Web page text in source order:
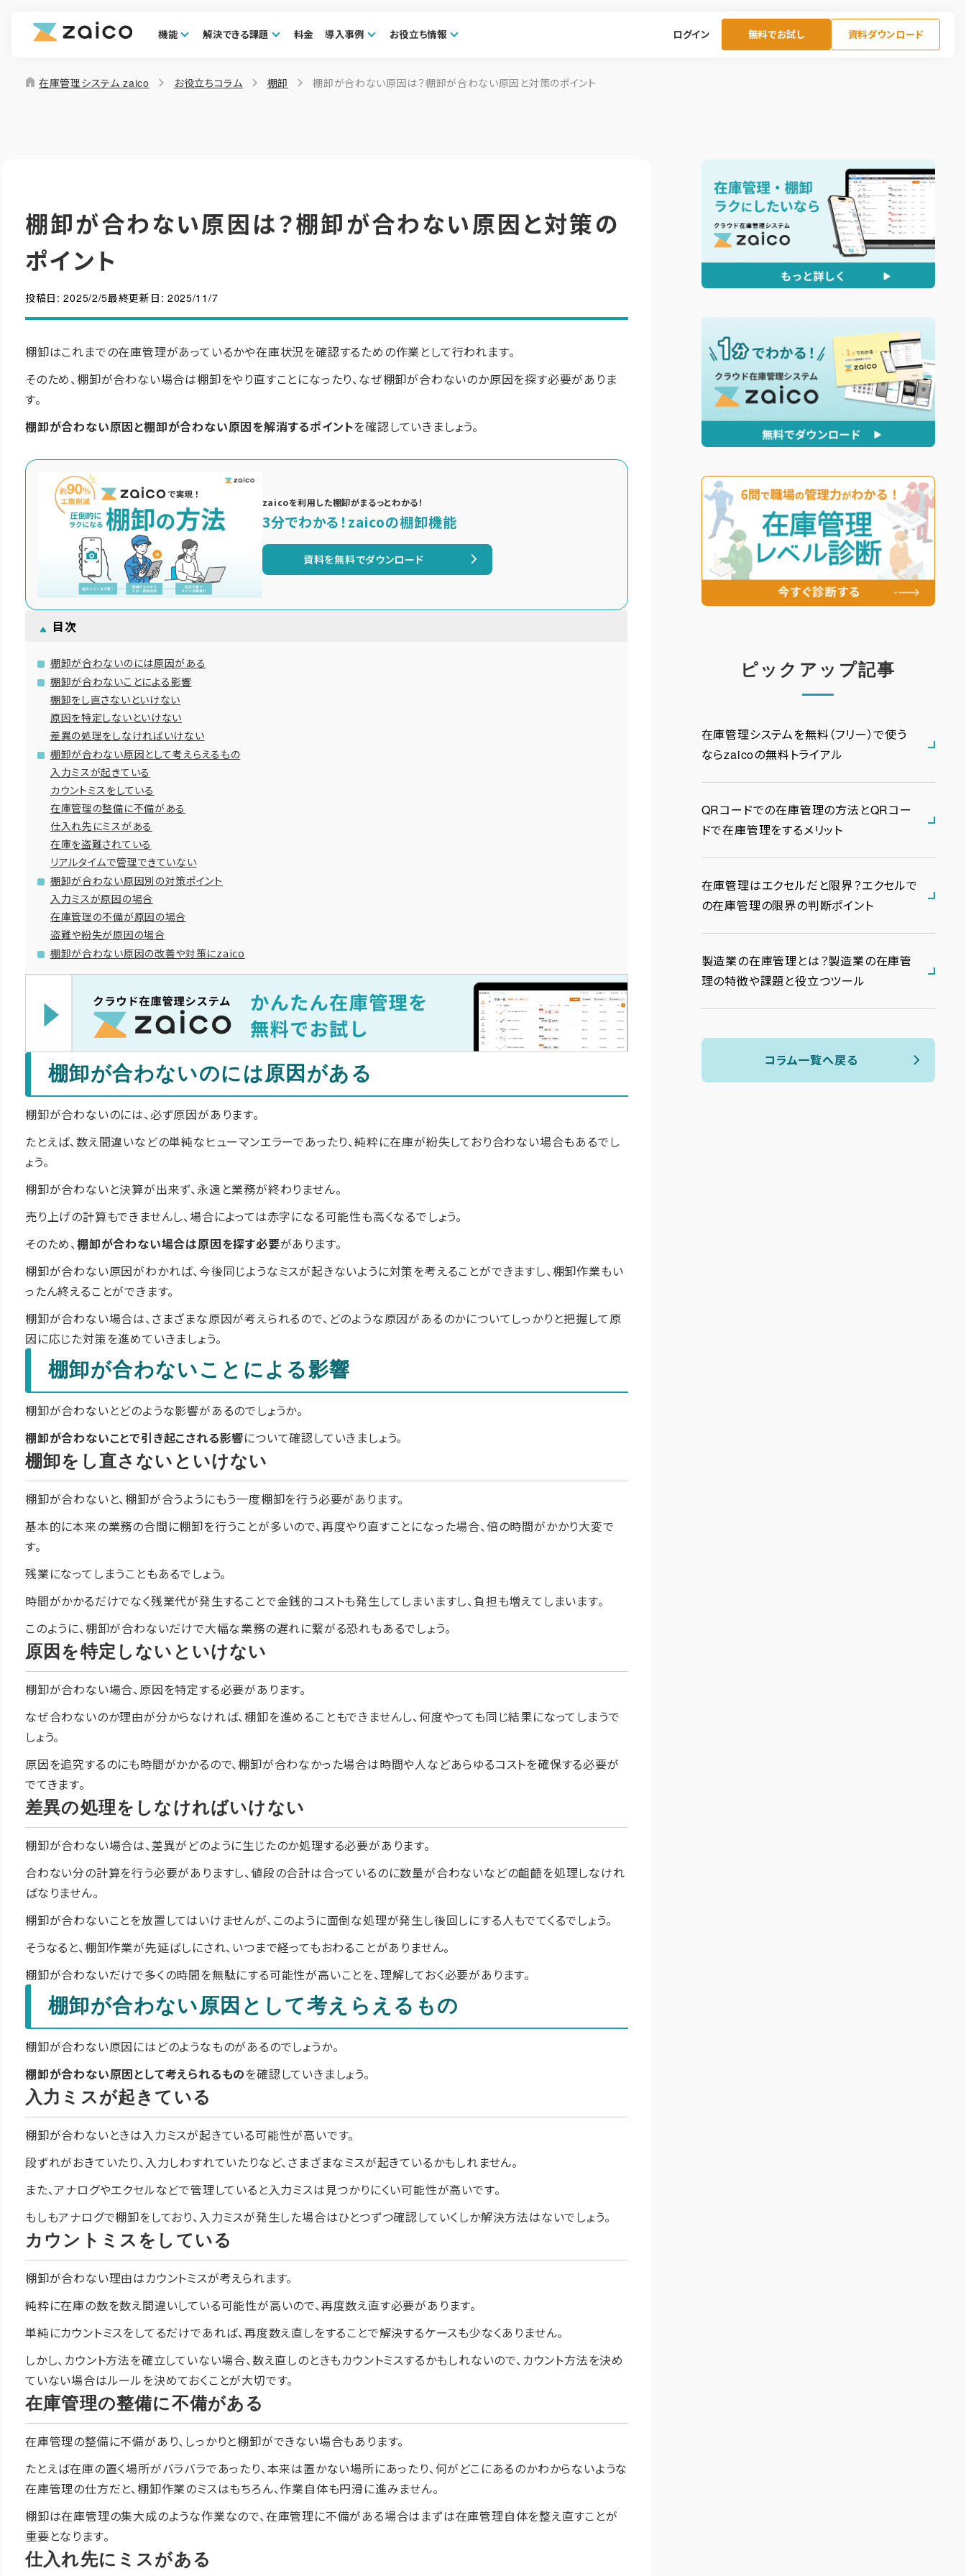
機能 解決できる課題 料金 導入事例 お役立ち情報 ログイン 無料でお試し 資料ダウンロード
home 在庫管理システム zaico お役立ちコラム 棚卸 棚卸が合わない原因は？棚卸が合わない原因と対策のポイント
棚卸が合わない原因は？棚卸が合わない原因と対策の
ポイント
投稿日:2025/2/5最終更新日: 2025/11/7
棚卸はこれまでの在庫管理があっているかや在庫状況を確認するための作業として行われます。
そのため、棚卸が合わない場合は棚卸をやり直すことになったり、なぜ棚卸が合わないのか原因を探す必要がありま
す。
棚卸が合わない原因と棚卸が合わない原因を解消するポイントを確認していきましょう。
zaicoを利用した棚卸がまるっとわかる！
3分でわかる！zaicoの棚卸機能
資料を無料でダウンロード
目次
棚卸が合わないのには原因がある
棚卸が合わないことによる影響
棚卸をし直さないといけない
原因を特定しないといけない
差異の処理をしなければいけない
棚卸が合わない原因として考えらえるもの
入力ミスが起きている
カウントミスをしている
在庫管理の整備に不備がある
仕入れ先にミスがある
在庫を盗難されている
リアルタイムで管理できていない
棚卸が合わない原因別の対策ポイント
入力ミスが原因の場合
在庫管理の不備が原因の場合
盗難や紛失が原因の場合
棚卸が合わない原因の改善や対策にzaico
棚卸が合わないのには原因がある
棚卸が合わないのには、必ず原因があります。
たとえば、数え間違いなどの単純なヒューマンエラーであったり、純粋に在庫が紛失しており合わない場合もあるでし
ょう。
棚卸が合わないと決算が出来ず、永遠と業務が終わりません。
売り上げの計算もできませんし、場合によっては赤字になる可能性も高くなるでしょう。
そのため、棚卸が合わない場合は原因を探す必要があります。
棚卸が合わない原因がわかれば、今後同じようなミスが起きないように対策を考えることができますし、棚卸作業もい
ったん終えることができます。
棚卸が合わない場合は、さまざまな原因が考えられるので、どのような原因があるのかについてしっかりと把握して原
因に応じた対策を進めていきましょう。
棚卸が合わないことによる影響
棚卸が合わないとどのような影響があるのでしょうか。
棚卸が合わないことで引き起こされる影響について確認していきましょう。
棚卸をし直さないといけない
棚卸が合わないと、棚卸が合うようにもう一度棚卸を行う必要があります。
基本的に本来の業務の合間に棚卸を行うことが多いので、再度やり直すことになった場合、倍の時間がかかり大変で
す。
残業になってしまうこともあるでしょう。
時間がかかるだけでなく残業代が発生することで金銭的コストも発生してしまいますし、負担も増えてしまいます。
このように、棚卸が合わないだけで大幅な業務の遅れに繋がる恐れもあるでしょう。
原因を特定しないといけない
棚卸が合わない場合、原因を特定する必要があります。
なぜ合わないのか理由が分からなければ、棚卸を進めることもできませんし、何度やっても同じ結果になってしまうで
しょう。
原因を追究するのにも時間がかかるので、棚卸が合わなかった場合は時間や人などあらゆるコストを確保する必要が
でてきます。
差異の処理をしなければいけない
棚卸が合わない場合は、差異がどのように生じたのか処理する必要があります。
合わない分の計算を行う必要がありますし、値段の合計は合っているのに数量が合わないなどの齟齬を処理しなけれ
ばなりません。
棚卸が合わないことを放置してはいけませんが、このように面倒な処理が発生し後回しにする人もでてくるでしょう。
そうなると、棚卸作業が先延ばしにされ、いつまで経ってもおわることがありません。
棚卸が合わないだけで多くの時間を無駄にする可能性が高いことを、理解しておく必要があります。
棚卸が合わない原因として考えらえるもの
棚卸が合わない原因にはどのようなものがあるのでしょうか。
棚卸が合わない原因として考えられるものを確認していきましょう。
入力ミスが起きている
棚卸が合わないときは入力ミスが起きている可能性が高いです。
段ずれがおきていたり、入力しわすれていたりなど、さまざまなミスが起きているかもしれません。
また、アナログやエクセルなどで管理していると入力ミスは見つかりにくい可能性が高いです。
もしもアナログで棚卸をしており、入力ミスが発生した場合はひとつずつ確認していくしか解決方法はないでしょう。
カウントミスをしている
棚卸が合わない理由はカウントミスが考えられます。
純粋に在庫の数を数え間違いしている可能性が高いので、再度数え直す必要があります。
単純にカウントミスをしてるだけであれば、再度数え直しをすることで解決するケースも少なくありません。
しかし、カウント方法を確立していない場合、数え直しのときもカウントミスするかもしれないので、カウント方法を決め
ていない場合はルールを決めておくことが大切です。
在庫管理の整備に不備がある
在庫管理の整備に不備があり、しっかりと棚卸ができない場合もあります。
たとえば在庫の置く場所がバラバラであったり、本来は置かない場所にあったり、何がどこにあるのかわからないような
在庫管理の仕方だと、棚卸作業のミスはもちろん、作業自体も円滑に進みません。
棚卸は在庫管理の集大成のような作業なので、在庫管理に不備がある場合はまずは在庫管理自体を整え直すことが
重要となります。
仕入れ先にミスがある
ピックアップ記事
在庫管理システムを無料（フリー）で使う
ならzaicoの無料トライアル
QRコードでの在庫管理の方法とQRコー
ドで在庫管理をするメリット
在庫管理はエクセルだと限界？エクセルで
の在庫管理の限界の判断ポイント
製造業の在庫管理とは？製造業の在庫管
理の特徴や課題と役立つツール
コラム一覧へ戻る